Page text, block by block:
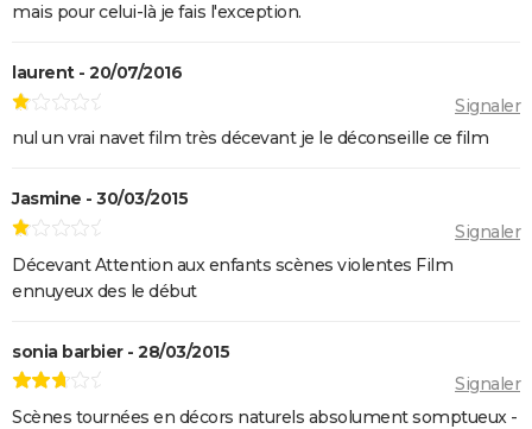
bande-annonce
génériques ? On vous explique
Gladiator 2 : pourquoi cette suite risque-t-elle de
diviser les fans du film culte ?
sanglante bande-annonce, quelle date de sortie ?
annonce, streaming, avis...
streaming...
Black Panther 2 : de quoi est mort l'acteur Chadwick
Boseman ?
mais pour celui-là je fais l'exception.
laurent - 20/07/2016
Signaler
nul un vrai navet film très décevant je le déconseille ce film
Jasmine - 30/03/2015
Signaler
Décevant Attention aux enfants scènes violentes Film
ennuyeux des le début
sonia barbier - 28/03/2015
Signaler
Scènes tournées en décors naturels absolument somptueux -